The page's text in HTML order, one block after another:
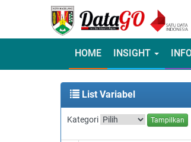
HOME INSIGHT
List Variabel
Kategori Tampilkan